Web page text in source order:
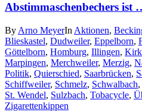
Abstimmaschenbechers ist
By Arno MeyerIn Aktionen,
Blieskastel, Dudweiler, Eppelborn,
Göttelborn, Homburg, Illingen,
Marpingen, Merchweiler, Merzig,
Politik, Quierschied, Saarbrücken,
Schiffweiler, Schmelz, Schwalbach,
St. Wendel, Sulzbach, Tobacycle,
Zigarettenkippen